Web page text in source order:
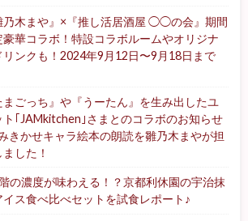
乃木まや』×『推し活居酒屋 ◯◯の会』期間
豪華コラボ！特設コラボルームやオリジナ
リンクも！2024年9月12日〜9月18日まで
まごっち』や『うーたん』を生み出したユ
ト｢JAMkitchen｣さまとのコラボのお知らせ
きかせキャラ絵本の朗読を雛乃木まやが担
した！
の濃度が味わえる！？京都利休園の宇治抹
イス食べ比べセットを試食レポート♪